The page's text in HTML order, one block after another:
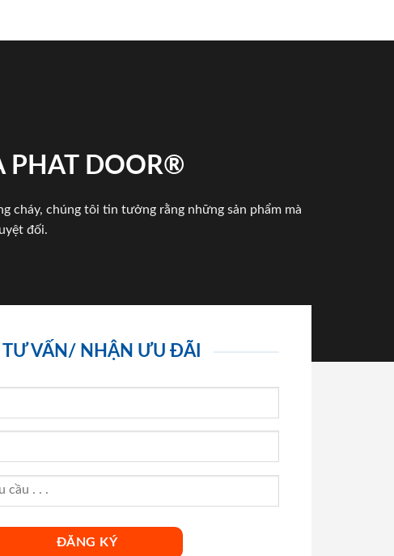
PHAT DOOR®
cháy, chúng tôi tin tưởng rằng những sản phẩm mà
đối.
VẤN/ NHẬN ƯU ĐÃI